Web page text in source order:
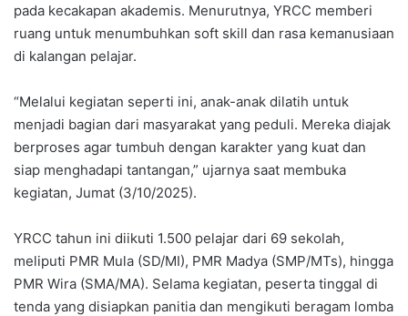
pada kecakapan akademis. Menurutnya, YRCC memberi
ruang untuk menumbuhkan soft skill dan rasa kemanusiaan
di kalangan pelajar.
“Melalui kegiatan seperti ini, anak-anak dilatih untuk
menjadi bagian dari masyarakat yang peduli. Mereka diajak
berproses agar tumbuh dengan karakter yang kuat dan
siap menghadapi tantangan,” ujarnya saat membuka
kegiatan, Jumat (3/10/2025).
YRCC tahun ini diikuti 1.500 pelajar dari 69 sekolah,
meliputi PMR Mula (SD/MI), PMR Madya (SMP/MTs), hingga
PMR Wira (SMA/MA). Selama kegiatan, peserta tinggal di
tenda yang disiapkan panitia dan mengikuti beragam lomba